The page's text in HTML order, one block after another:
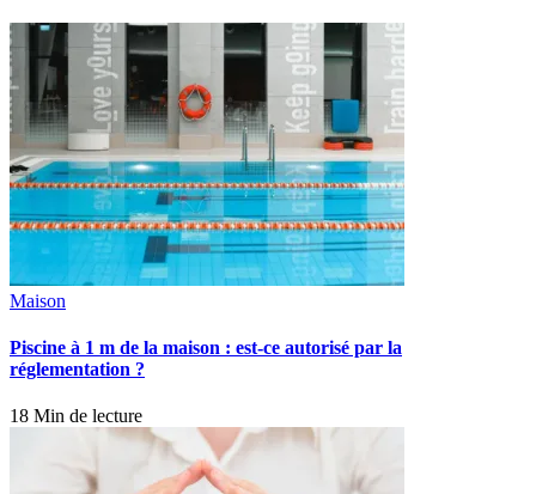
Maison
Piscine à 1 m de la maison : est-ce autorisé par la
réglementation ?
18 Min de lecture